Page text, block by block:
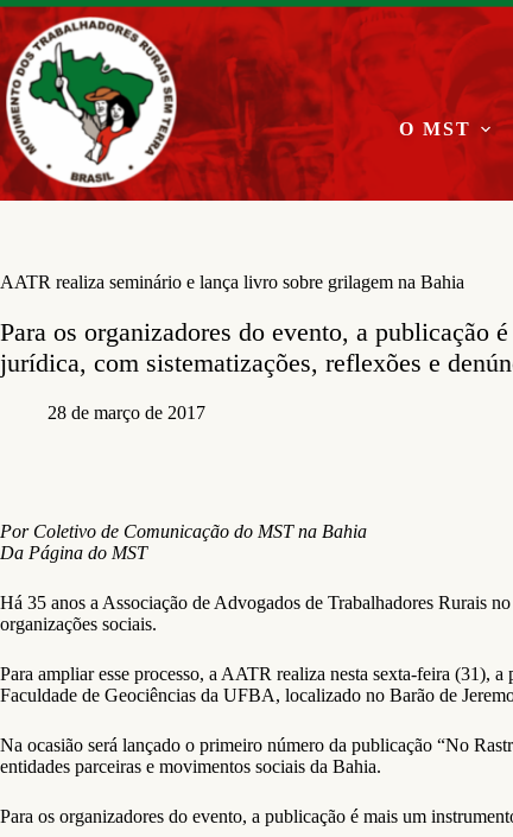
Pular
para
o
conteúdo
O MST
AATR realiza seminário e lança livro sobre grilagem na Bahia
Para os organizadores do evento, a publicação
jurídica, com sistematizações, reflexões e
28 de março de 2017
Por Coletivo de Comunicação do MST na Bahia
Da Página do MST
Há 35 anos a Associação de Advogados de Trabalhadores Rurais
organizações sociais.
Para ampliar esse processo, a AATR realiza nesta sexta-feira (31),
Faculdade de Geociências da UFBA, localizado no Barão de
Na ocasião será lançado o primeiro número da publicação “No
entidades parceiras e movimentos sociais da Bahia.
Para os organizadores do evento, a publicação é mais um